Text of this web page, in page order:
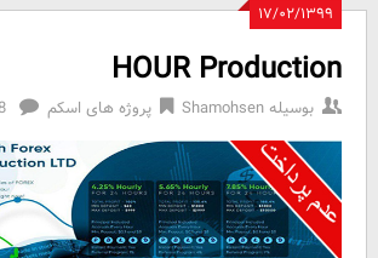
۱۷/۰۲/۱۳۹۹
HOUR Production
بوسیلهShamohsen پروژه های اسکم 8